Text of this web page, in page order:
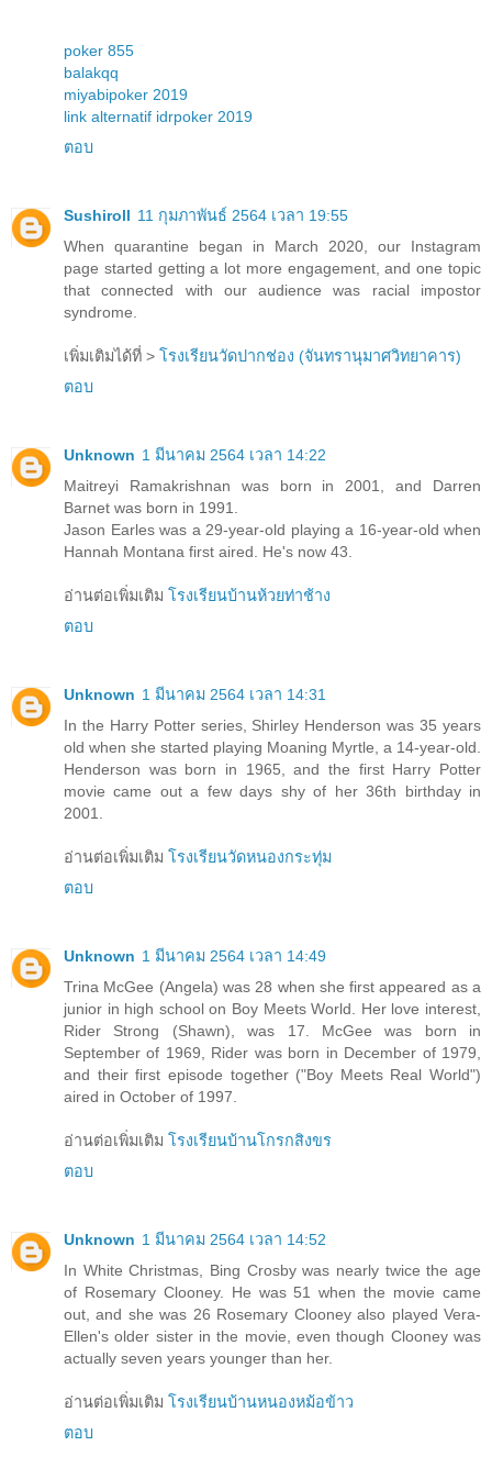
poker 855
balakqq
miyabipoker 2019
link alternatif idrpoker 2019
ตอบ
Sushiroll 11 กุมภาพันธ์ 2564 เวลา 19:55
When quarantine began in March 2020, our Instagram
page started getting a lot more engagement, and one topic
that connected with our audience was racial impostor
syndrome.
เพิ่มเติมได้ที่ > โรงเรียนวัดปากช่อง (จันทรานุมาศวิทยาคาร)
ตอบ
Unknown 1 มีนาคม 2564 เวลา 14:22
Maitreyi Ramakrishnan was born in 2001, and Darren
Barnet was born in 1991.
Jason Earles was a 29-year-old playing a 16-year-old when
Hannah Montana first aired. He's now 43.
อ่านต่อเพิ่มเติม โรงเรียนบ้านห้วยท่าช้าง
ตอบ
Unknown 1 มีนาคม 2564 เวลา 14:31
In the Harry Potter series, Shirley Henderson was 35 years
old when she started playing Moaning Myrtle, a 14-year-old.
Henderson was born in 1965, and the first Harry Potter
movie came out a few days shy of her 36th birthday in
2001.
อ่านต่อเพิ่มเติม โรงเรียนวัดหนองกระทุ่ม
ตอบ
Unknown 1 มีนาคม 2564 เวลา 14:49
Trina McGee (Angela) was 28 when she first appeared as a
junior in high school on Boy Meets World. Her love interest,
Rider Strong (Shawn), was 17. McGee was born in
September of 1969, Rider was born in December of 1979,
and their first episode together ("Boy Meets Real World")
aired in October of 1997.
อ่านต่อเพิ่มเติม โรงเรียนบ้านโกรกสิงขร
ตอบ
Unknown 1 มีนาคม 2564 เวลา 14:52
In White Christmas, Bing Crosby was nearly twice the age
of Rosemary Clooney. He was 51 when the movie came
out, and she was 26 Rosemary Clooney also played Vera-
Ellen's older sister in the movie, even though Clooney was
actually seven years younger than her.
อ่านต่อเพิ่มเติม โรงเรียนบ้านหนองหม้อข้าว
ตอบ